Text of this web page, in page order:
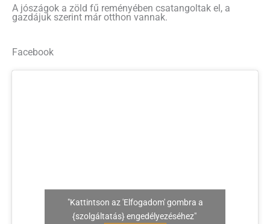
A jószágok a zöld fű reményében csatangoltak el, a
gazdájuk szerint már otthon vannak.
Facebook
"Kattintson az 'Elfogadom' gombra a
{szolgáltatás} engedélyezéséhez"